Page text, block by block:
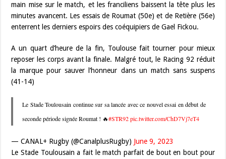
main mise sur le match, et les franciliens baissent la tête plus les
minutes avancent. Les essais de Roumat (50e) et de Retière (56e)
enterrent les derniers espoirs des coéquipiers de Gael Fickou.
A un quart d’heure de la fin, Toulouse fait tourner pour mieux
reposer les corps avant la finale. Malgré tout, le Racing 92 réduit
la marque pour sauver l’honneur dans un match sans suspens
(41-14)
Le Stade Toulousain continue sur sa lancée avec ce nouvel essai en début de
seconde période signée Roumat ! 🔥#STR92 pic.twitter.com/ChD7Vj7eT4
— CANAL+ Rugby (@CanalplusRugby) June 9, 2023
Le Stade Toulousain a fait le match parfait de bout en bout pour